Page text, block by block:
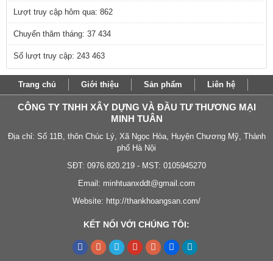
Lượt truy cập hôm qua: 862
Chuyến thăm tháng: 37 434
Số lượt truy cập: 243 463
Trang chủ Giới thiệu Sản phẩm Liên hệ
CÔNG TY TNHH XÂY DỰNG VÀ ĐẦU TƯ THƯƠNG MẠI
MINH TUÂN
Địa chỉ: Số 11B, thôn Chúc Lý, Xã Ngọc Hòa, Huyện Chương Mỹ, Thành
phố Hà Nội
SĐT: 0976.820.219 - MST: 0105945270
Email: minhtuanxddt@gmail.com
Website: http://thankhoangsan.com/
KẾT NỐI VỚI CHÚNG TÔI: